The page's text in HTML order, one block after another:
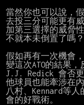
當然你也可以說，
去投三分可能更有
加第三選擇的威脅
不就本未倒置了嗎？
假如再有一次機會
變這次ATO的結果
J.J. Redick 會否更
他球員也能牽涉在
八村、Kennard等
會的好戰術。